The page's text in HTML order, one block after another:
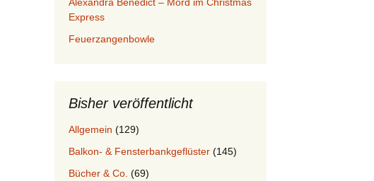
Express
Feuerzangenbowle
Bisher veröffentlicht
Allgemein (129)
Balkon- & Fensterbankgeflüster (145)
Bücher & Co. (69)